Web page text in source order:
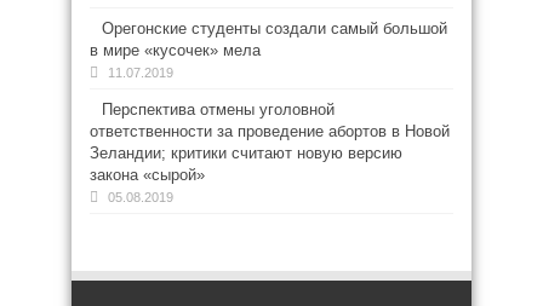
Орегонские студенты создали самый большой
в мире «кусочек» мела
11.07.2019
Перспектива отмены уголовной
ответственности за проведение абортов в Новой
Зеландии; критики считают новую версию
закона «сырой»
05.08.2019